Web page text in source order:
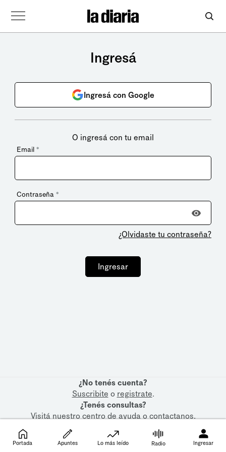
Ingresá
Ingresá con Google
O ingresá con tu email
Email *
Contraseña *
¿Olvidaste tu contraseña?
Ingresar
¿No tenés cuenta?
Suscribite o registrate.
¿Tenés consultas?
Visitá nuestrocentro de ayudaocontactanos.
Portada Apuntes Lo más leído Radio Ingresar